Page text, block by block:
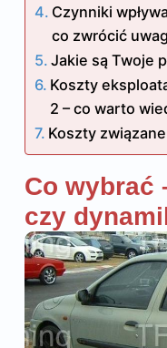
Czynniki
co zwrócić
Jakie są Twoje
Koszty
2 – co warto
Koszty
Co wybrać
czy